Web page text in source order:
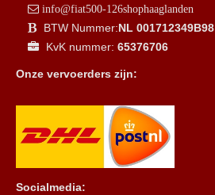
info@fiat500-126shophaaglanden
BTW Nummer:NL 001712349B98
KvK nummer: 65376706
Onze vervoerders zijn:
Socialmedia: